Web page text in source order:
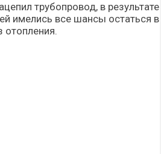
трубопровод, в результате
имелись все шансы остаться в
отопления.